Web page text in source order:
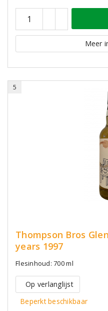
Meer
5
Thompson Bros
years 1997
Flesinhoud: 700 ml
Op verlanglijst
Beperkt beschikbaar